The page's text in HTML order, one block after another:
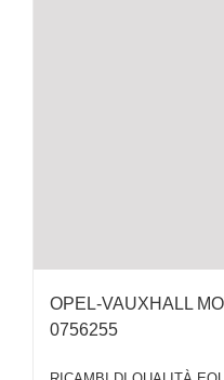
OPEL-VAUXHALL
0756255